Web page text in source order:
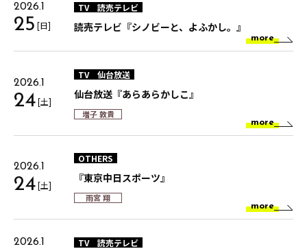
2026.1
25 [日]
TV 読売テレビ
読売テレビ『シノビーと、よふかし。』
more
2026.1
24[土]
TV 仙台放送
仙台放送『あらあらかしこ』
増子 敦貴
more
2026.1
24[土]
OTHERS
『東京中日スポーツ』
雨宮 翔
more
2026.1 TV 読売テレビ